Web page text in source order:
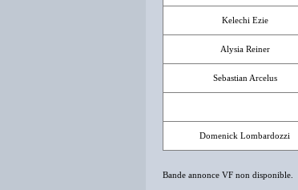
Kelechi Ezie
Alysia Reiner
Sebastian Arcelus
Domenick Lombardozzi
Bande annonce VF non disponible.